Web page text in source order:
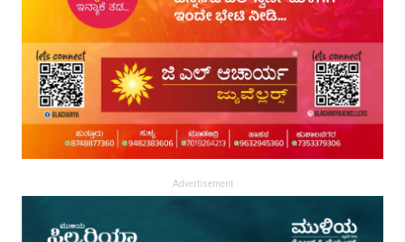
Advertisement